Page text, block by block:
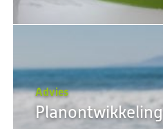
Advies
Planontwikkeling